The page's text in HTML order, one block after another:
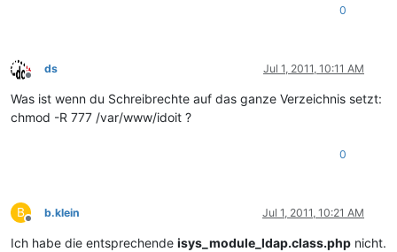
0
Offline
ds Jul 1, 2011, 10:11 AM
Was ist wenn du Schreibrechte auf das ganze Verzeichnis setzt:
chmod -R 777 /var/www/idoit ?
0
B
Offline
b.klein Jul 1, 2011, 10:21 AM
Ich habe die entsprechende isys_module_ldap.class.php nicht.